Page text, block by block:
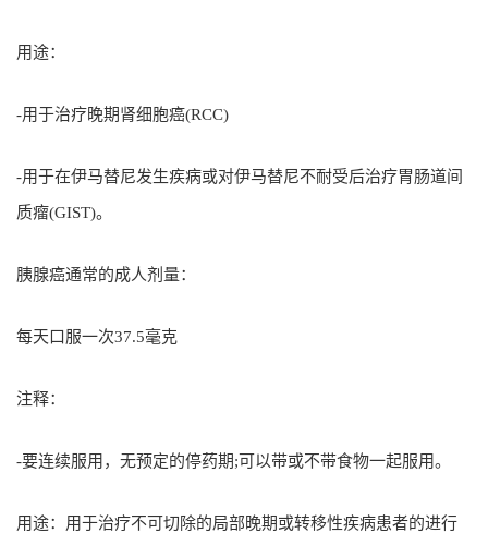
用途：
-用于治疗晚期肾细胞癌(RCC)
-用于在伊马替尼发生疾病或对伊马替尼不耐受后治疗胃肠道间
质瘤(GIST)。
胰腺癌通常的成人剂量：
每天口服一次37.5毫克
注释：
-要连续服用，无预定的停药期;可以带或不带食物一起服用。
用途：用于治疗不可切除的局部晚期或转移性疾病患者的进行